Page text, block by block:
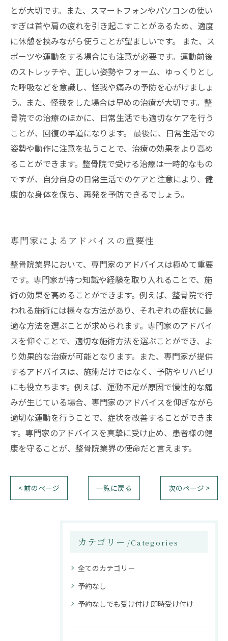
とが大切です。また、スマートフォンやパソコンの使い
すぎは首や肩の疲れを引き起こすことがあるため、適度
に休憩を挟みながら使うことが望ましいです。 また、ス
ポーツや運動をする場合にも注意が必要です。運動前後
のストレッチや、正しい姿勢やフォーム、ゆっくりとし
た呼吸などを意識し、怪我や痛みの予防を心がけましょ
う。また、怪我をした場合は早めの治療が大切です。整
骨院での治療のほかに、日常生活でも適切なケアを行う
ことが、回復の早道になります。 最後に、日常生活での
姿勢や動作に注意を払うことで、治療の効果をより高め
ることができます。整骨院で受ける治療は一時的なもの
ですが、自分自身の日常生活でのケアと注意により、健
康的な身体を保ち、再発を予防できるでしょう。
専門家によるアドバイスの重要性
整骨院業界において、専門家のアドバイスは極めて重要
です。専門家が持つ知識や経験を取り入れることで、施
術の効果を高めることができます。例えば、整骨院で行
われる施術には様々な方法があり、それぞれの症状に最
適な方法を選ぶことが求められます。専門家のアドバイ
スを仰ぐことで、適切な施術方法を選ぶことができ、よ
り効果的な治療が可能となります。また、専門家が提供
するアドバイスは、施術だけではなく、予防やリハビリ
にも役立ちます。例えば、運動不足が原因で慢性的な痛
みが生じている場合、専門家のアドバイスを仰ぎながら
適切な運動を行うことで、症状を改善することができま
す。専門家のアドバイスを真摯に受け止め、患者様の健
康を守ることが、整骨院業界の使命だと言えます。
< 前のページ 一覧に戻る 次のページ >
カテゴリー Categories
全てのカテゴリー
予約なし
予約なしでも受け付け 即時受け付け